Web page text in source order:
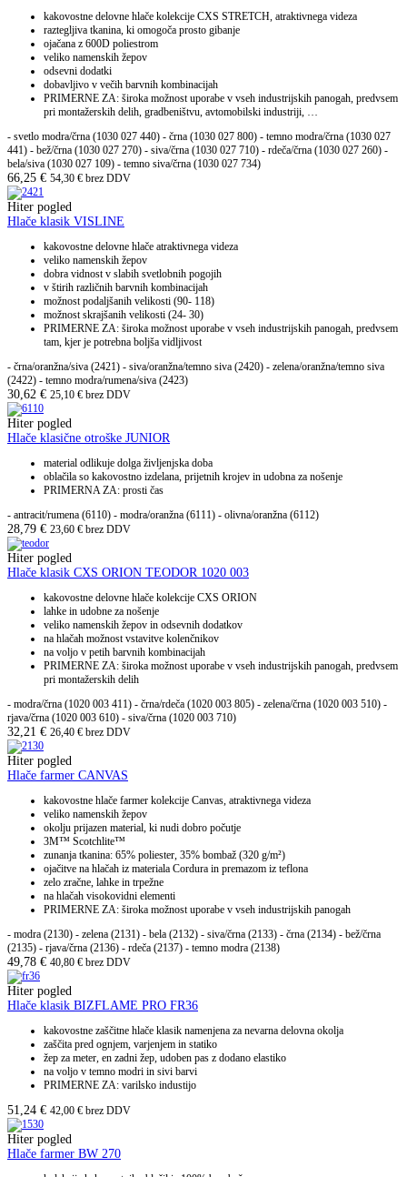
kakovostne delovne hlače kolekcije CXS STRETCH, atraktivnega videza
raztegljiva tkanina, ki omogoča prosto gibanje
ojačana z 600D poliestrom
veliko namenskih žepov
odsevni dodatki
dobavljivo v večih barvnih kombinacijah
PRIMERNE ZA: široka možnost uporabe v vseh industrijskih panogah, predvsem
pri montažerskih delih, gradbeništvu, avtomobilski industriji, …
- svetlo modra/črna (1030 027 440) - črna (1030 027 800) - temno modra/črna (1030 027
441) - bež/črna (1030 027 270) - siva/črna (1030 027 710) - rdeča/črna (1030 027 260) -
bela/siva (1030 027 109) - temno siva/črna (1030 027 734)
66,25 € 54,30 € brez DDV
Hiter pogled
Hlače klasik VISLINE
kakovostne delovne hlače atraktivnega videza
veliko namenskih žepov
dobra vidnost v slabih svetlobnih pogojih
v štirih različnih barvnih kombinacijah
možnost podaljšanih velikosti (90- 118)
možnost skrajšanih velikosti (24- 30)
PRIMERNE ZA: široka možnost uporabe v vseh industrijskih panogah, predvsem
tam, kjer je potrebna boljša vidljivost
- črna/oranžna/siva (2421) - siva/oranžna/temno siva (2420) - zelena/oranžna/temno siva
(2422) - temno modra/rumena/siva (2423)
30,62 € 25,10 € brez DDV
Hiter pogled
Hlače klasične otroške JUNIOR
material odlikuje dolga življenjska doba
oblačila so kakovostno izdelana, prijetnih krojev in udobna za nošenje
PRIMERNA ZA: prosti čas
- antracit/rumena (6110) - modra/oranžna (6111) - olivna/oranžna (6112)
28,79 € 23,60 € brez DDV
Hiter pogled
Hlače klasik CXS ORION TEODOR 1020 003
kakovostne delovne hlače kolekcije CXS ORION
lahke in udobne za nošenje
veliko namenskih žepov in odsevnih dodatkov
na hlačah možnost vstavitve kolenčnikov
na voljo v petih barvnih kombinacijah
PRIMERNE ZA: široka možnost uporabe v vseh industrijskih panogah, predvsem
pri montažerskih delih
- modra/črna (1020 003 411) - črna/rdeča (1020 003 805) - zelena/črna (1020 003 510) -
rjava/črna (1020 003 610) - siva/črna (1020 003 710)
32,21 € 26,40 € brez DDV
Hiter pogled
Hlače farmer CANVAS
kakovostne hlače farmer kolekcije Canvas, atraktivnega videza
veliko namenskih žepov
okolju prijazen material, ki nudi dobro počutje
3M™ Scotchlite™
zunanja tkanina: 65% poliester, 35% bombaž (320 g/m²)
ojačitve na hlačah iz materiala Cordura in premazom iz teflona
zelo zračne, lahke in trpežne
na hlačah visokovidni elementi
PRIMERNE ZA: široka možnost uporabe v vseh industrijskih panogah
- modra (2130) - zelena (2131) - bela (2132) - siva/črna (2133) - črna (2134) - bež/črna
(2135) - rjava/črna (2136) - rdeča (2137) - temno modra (2138)
49,78 € 40,80 € brez DDV
Hiter pogled
Hlače klasik BIZFLAME PRO FR36
kakovostne zaščitne hlače klasik namenjena za nevarna delovna okolja
zaščita pred ognjem, varjenjem in statiko
žep za meter, en zadni žep, udoben pas z dodano elastiko
na voljo v temno modri in sivi barvi
PRIMERNE ZA: varilsko industijo
51,24 € 42,00 € brez DDV
Hiter pogled
Hlače farmer BW 270